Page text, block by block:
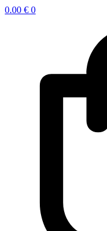
0.00 € 0